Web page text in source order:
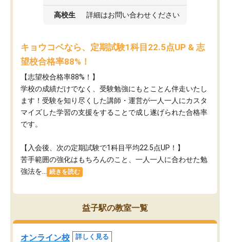
高校生 詳細はお問い合わせください
キョウコベなら、定期試験1科目22.5点UP & 志
望校合格率88%！
【志望校合格率88%！】
学校の成績だけでなく、受験勉強にもとことん伴走いたし
ます！受験を知り尽くした講師・運営が​一人一人にカスタ
マイズした学習の支援をすることで成し遂げられた合格率
です。
【入会後、次の定期試験で1科目平均22.5点UP！】
苦手範囲の強化はもちろんのこと、​一人一人に合わせた勉
強法を...
続きを読む
益子駅の教室一覧
オンライン校 詳しく見る